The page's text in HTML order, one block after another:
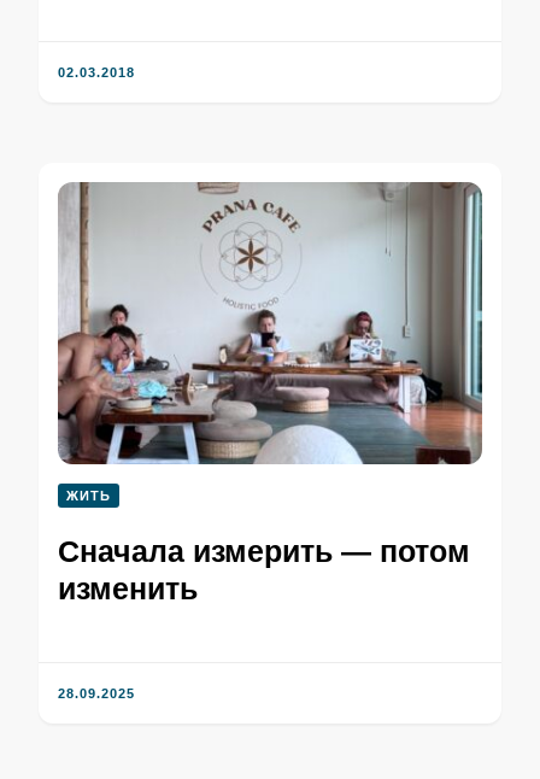
02.03.2018
ЖИТЬ
Сначала измерить — потом
изменить
28.09.2025